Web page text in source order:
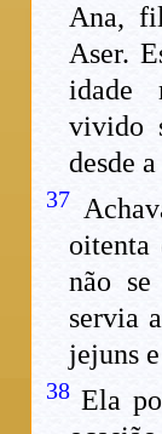
Ana,
Aser.
idade
vivido
desde
37
oitenta
não se
servia
jejuns
38 Ela